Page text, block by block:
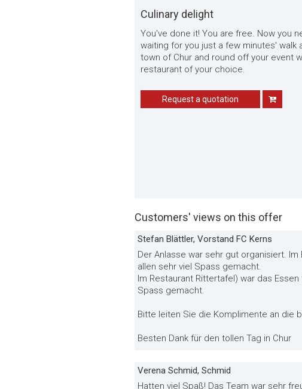
Culinary delight
You've done it! You are free. Now you
waiting for you just a few minutes' walk
town of Chur and round off your event
restaurant of your choice.
Request a quotation
Customers' views on this offer
Stefan Blättler, Vorstand FC Kerns
Der Anlasse war sehr gut organisiert.
allen sehr viel Spass gemacht.
Im Restaurant Rittertafel) war das
Spass gemacht.
Bitte leiten Sie die Komplimente an die
Besten Dank für den tollen Tag in Chur
Verena Schmid, Schmid
Hatten viel Spaß! Das Team war sehr